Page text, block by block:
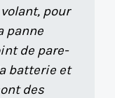
pour
panne
de pare-
batterie et
des